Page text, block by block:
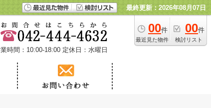
最終更新：2026年08月07日
00件
最近見た物件
00件
検討リスト
時間：10:00-18:00 定休日：水曜日